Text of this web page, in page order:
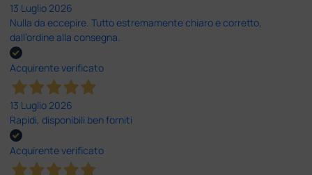
13 Luglio 2026
Nulla da eccepire. Tutto estremamente chiaro e corretto,
dall’ordine alla consegna.
Acquirente verificato
13 Luglio 2026
Rapidi, disponibili ben forniti
Acquirente verificato